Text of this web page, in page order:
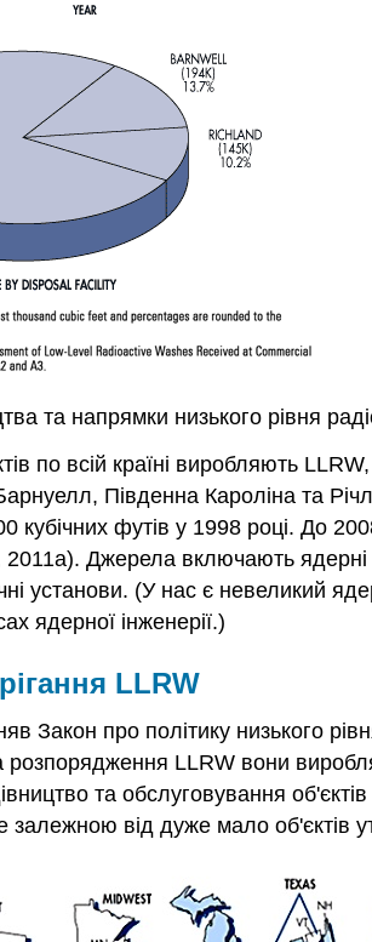
та напрямки низького рівня
по всій країні виробляють
Південна Кароліна та
кубічних футів у 1998 році. До
Джерела включають ядерні
установи. (У нас є невеликий
ядерної інженерії.)
LLRW
Закон про політику низького
розпорядження LLRW вони
та обслуговування
залежною від дуже мало об'єктів